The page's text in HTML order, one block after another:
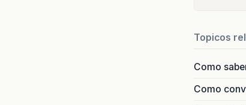
Topicos
Como
Como